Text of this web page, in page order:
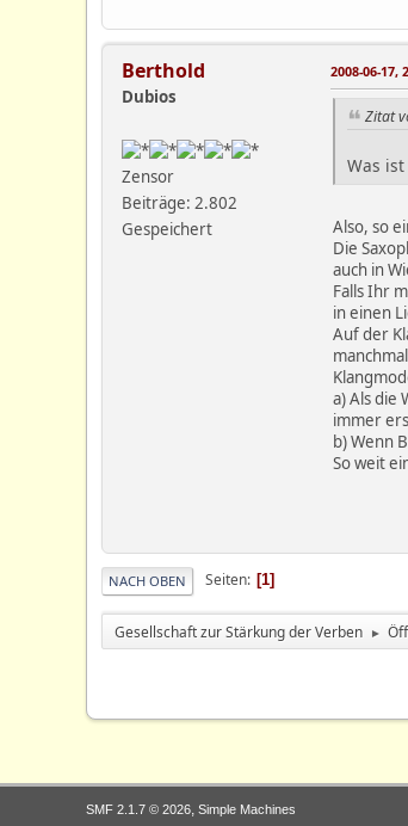
Berthold
Dubios
Zensor
Beiträge: 2.802
Gespeichert
2008-06-17,
Zitat
Was ist
Also, so
Die
auch in
Falls Ihr
in einen
Auf der
a) Als die
immer
b) Wenn
So weit
NACH OBEN Seiten 1
Gesellschaft zur Stärkung der Verben ►
SMF 2.1.7 © 2026, Simple Machines